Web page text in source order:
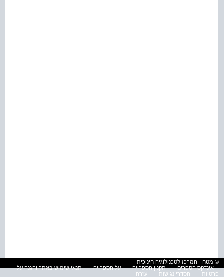
© מטח - המרכז לטכנולוגיה חינוכית
אינדקס הספרים
תקנון הספרייה על הספרייה
תנאי שימוש באתר והגנה על
פרטיות
הסדרי נגישות עזרה